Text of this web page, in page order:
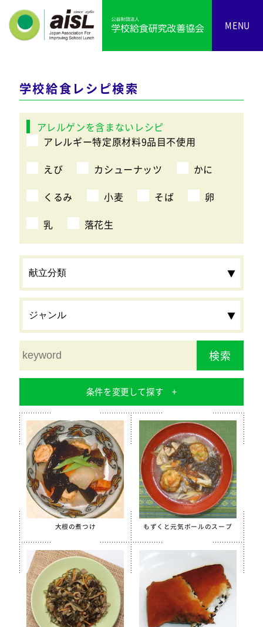
MENU
学校給食レシピ検索
アレルゲンを含まないレシピ
アレルギー特定原材料9品目不使用
えび
カシューナッツ
かに
くるみ
小麦 そば
卵
乳
落花生
検索
条件を変更して探す
食材
栄養素
カルシウム
鉄分
食物繊維
季節・行事食
春
夏
冬
行事食
大根の煮つけ もずくと元気ボールのスープ